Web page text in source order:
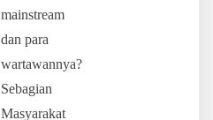
mainstream
dan para
wartawannya?
Sebagian
Masyarakat